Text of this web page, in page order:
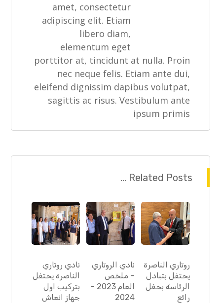
amet, consectetur
adipiscing elit. Etiam
libero diam,
elementum eget
porttitor at, tincidunt at nulla. Proin
nec neque felis. Etiam ante dui,
eleifend dignissim dapibus volutpat,
sagittis ac risus. Vestibulum ante
ipsum primis
Related Posts ...
روتاري الناصرة
يحتفل بتبادل
الرئاسة بحفل
رائع
نادي الروتاري
– ملخص
العام 2023 –
2024
نادي روتاري
الناصرة يحتفل
بتركيب اول
جهاز انعاش